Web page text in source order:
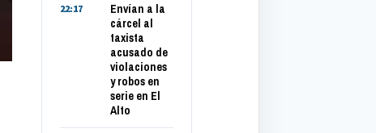
22:17
Envían a la
cárcel al
taxista
acusado de
violaciones
y robos en
serie en El
Alto